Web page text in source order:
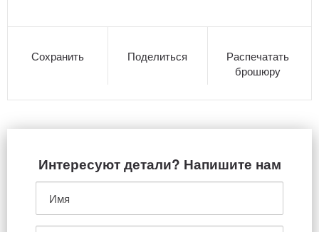
Сохранить Поделиться
Распечатать
брошюру
Интересуют детали? Напишите нам